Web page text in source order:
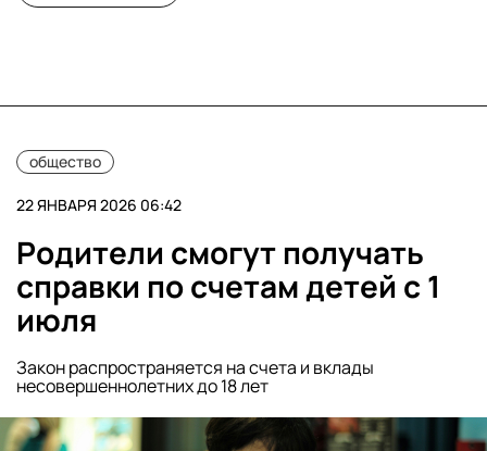
общество
22 ЯНВАРЯ 2026 06:42
Родители смогут получать
справки по счетам детей с 1
июля
Закон распространяется на счета и вклады
несовершеннолетних до 18 лет